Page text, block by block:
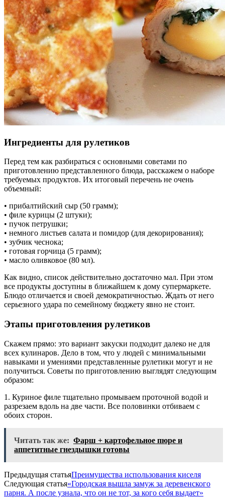
Ингредиенты для рулетиков
Перед тем как разбираться с основными советами по
приготовлению представленного блюда, расскажем о наборе
требуемых продуктов. Их итоговый перечень не очень
объемный:
• прибалтийский сыр (50 грамм);
• филе курицы (2 штуки);
• пучок петрушки;
• немного листьев салата и помидор (для декорирования);
• зубчик чеснока;
• готовая горчица (5 грамм);
• масло оливковое (80 мл).
Как видно, список действительно достаточно мал. При этом
все продукты доступны в ближайшем к дому супермаркете.
Блюдо отличается и своей демократичностью. Ждать от него
серьезного удара по семейному бюджету явно не стоит.
Этапы приготовления рулетиков
Скажем прямо: это вариант закуски подходит далеко не для
всех кулинаров. Дело в том, что у людей с минимальными
навыками и умениями представленные рулетики могут и не
получиться. Советы по приготовлению выглядят следующим
образом:
1. Куриное филе тщательно промываем проточной водой и
разрезаем вдоль на две части. Все половинки отбиваем с
обоих сторон.
Читать так же: Фарш + картофельное пюре и
аппетитные гнездышки готовы
Предыдущая статьяПреимущества использования киселя
Следующая статья«Городская вышла замуж за деревенского
парня. А после узнала, что он не тот, за кого себя выдает»